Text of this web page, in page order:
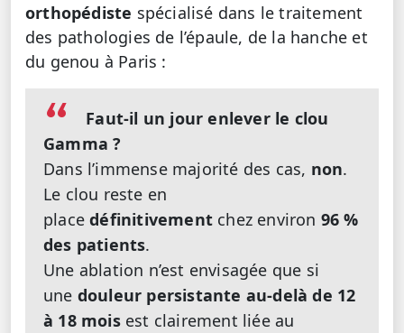
orthopédiste spécialisé dans le traitement
des pathologies de l’épaule, de la hanche et
du genou à Paris :
Faut-il un jour enlever le clou
Gamma ?
Dans l’immense majorité des cas, non.
Le clou reste en
placedéfinitivement chez environ 96 %
des patients.
Une ablation n’est envisagée que si
une douleur persistante au-delà de 12
à 18 moisest clairement liée au